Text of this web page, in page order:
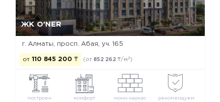
ЖК O'NER
г. Алматы, просп. Абая, уч. 165
от 110 845 200 ₸ (от 852 262 ₸/м 2)
построен комфорт моно-каркас рекомендуем